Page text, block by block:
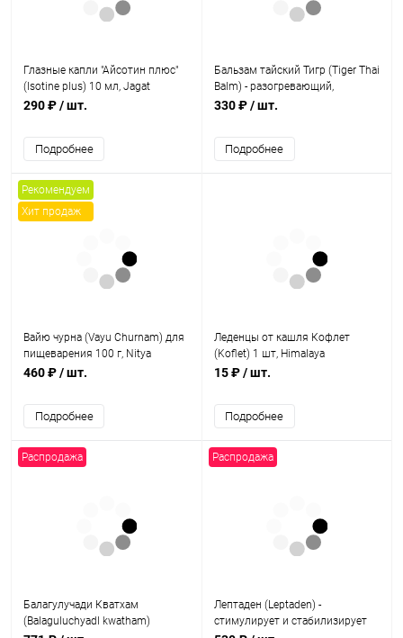
Глазные капли "Айсотин плюс"
(Isotine plus) 10 мл, Jagat
Pharma
290 ₽/ шт.
Подробнее
Бальзам тайский Тигр (Tiger Thai
Balm) - разогревающий,
обезболивающий / 50 мл, Herbal
330 ₽/ шт.
Подробнее
Рекомендуем
Хит продаж
Вайю чурна (Vayu Churnam) для
пищеварения 100 г, Nitya
460 ₽/ шт.
Подробнее
Леденцы от кашля Кофлет
(Koflet) 1 шт, Himalaya
15 ₽/ шт.
Подробнее
Распродажа
Балагулучади Кватхам
(Balaguluchyadl kwatham)
Распродажа
Лептаден (Leptaden) -
стимулирует и стабилизирует